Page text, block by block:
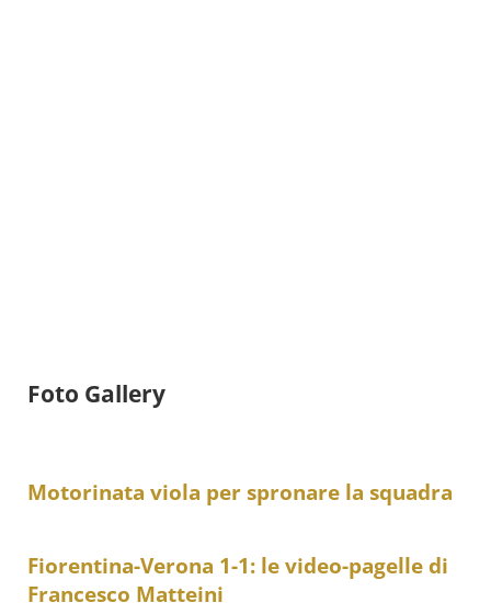
Foto Gallery
Motorinata viola per spronare la squadra
Fiorentina-Verona 1-1: le video-pagelle di
Francesco Matteini